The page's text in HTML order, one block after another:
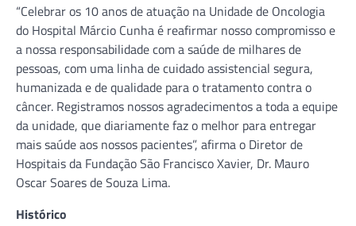
“Celebrar os 10 anos de atuação na Unidade de Oncologia
do Hospital Márcio Cunha é reafirmar nosso compromisso e
a nossa responsabilidade com a saúde de milhares de
pessoas, com uma linha de cuidado assistencial segura,
humanizada e de qualidade para o tratamento contra o
câncer. Registramos nossos agradecimentos a toda a equipe
da unidade, que diariamente faz o melhor para entregar
mais saúde aos nossos pacientes”, afirma o Diretor de
Hospitais da Fundação São Francisco Xavier, Dr. Mauro
Oscar Soares de Souza Lima.
Histórico